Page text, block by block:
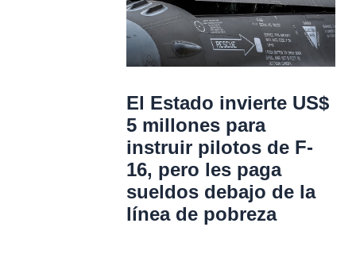
El Estado invierte US$
5 millones para
instruir pilotos de F-
16, pero les paga
sueldos debajo de la
línea de pobreza